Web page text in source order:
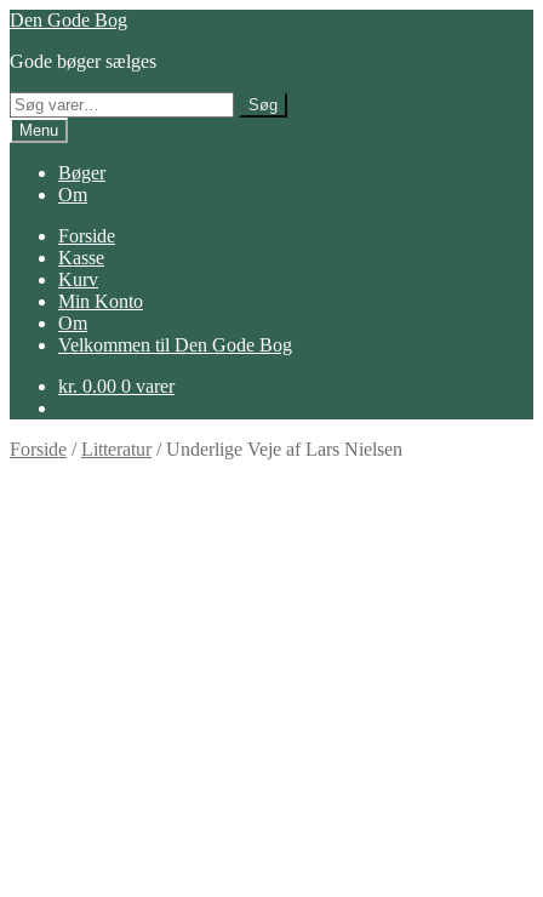
Spring
navigation
Spring
indhold
Den Gode Bog
Gode bøger sælges
Søg
efter:
Søg
Menu
Bøger
Om
Forside
Kasse
Kurv
Min Konto
Om
Velkommen til Den Gode Bog
kr. 0.00 0 varer
Forside /Litteratur/Underlige Veje af Lars Nielsen